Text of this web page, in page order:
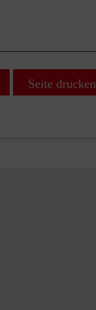
Seite drucken